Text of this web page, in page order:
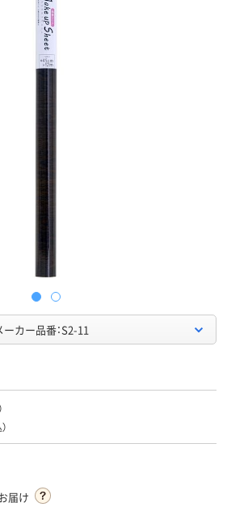
ーカー品番：S2-11
届け